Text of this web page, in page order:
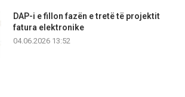
DAP-i e fillon fazën e tretë të projektit
fatura elektronike
04.06.2026 13:52